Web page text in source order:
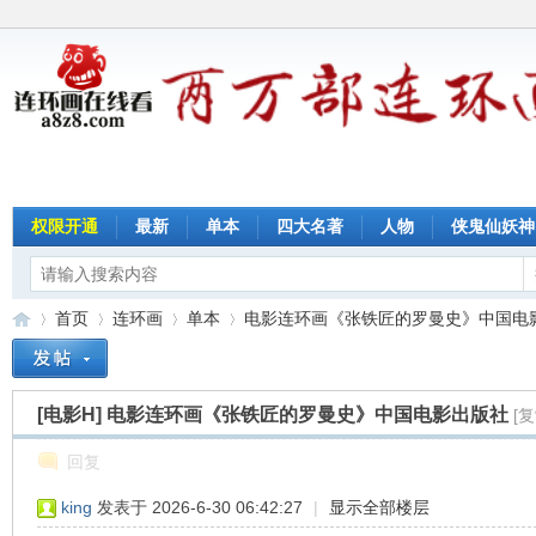
权限开通 最新 单本 四大名著 人物 侠鬼仙妖神
»
首页
›
连环画
›
单本
›
电影连环画《张铁匠的罗曼史》中国电
[电影H] 电影连环画《张铁匠的罗曼史》中国电影出版社 [
回复
king 发表于 2026-6-30 06:42:27 | 显示全部楼层